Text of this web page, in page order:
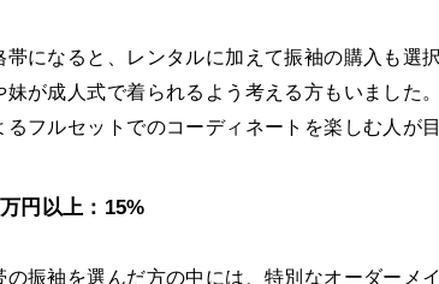
帯になると、レンタルに加えて振袖の購入も選
妹が成人式で着られるよう考える方もいました
るフルセットでのコーディネートを楽しむ人が
円以上：15%
の振袖を選んだ方の中には、特別なオーダーメ